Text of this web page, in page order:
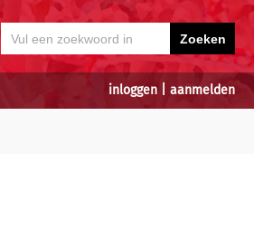
inloggen aanmelden